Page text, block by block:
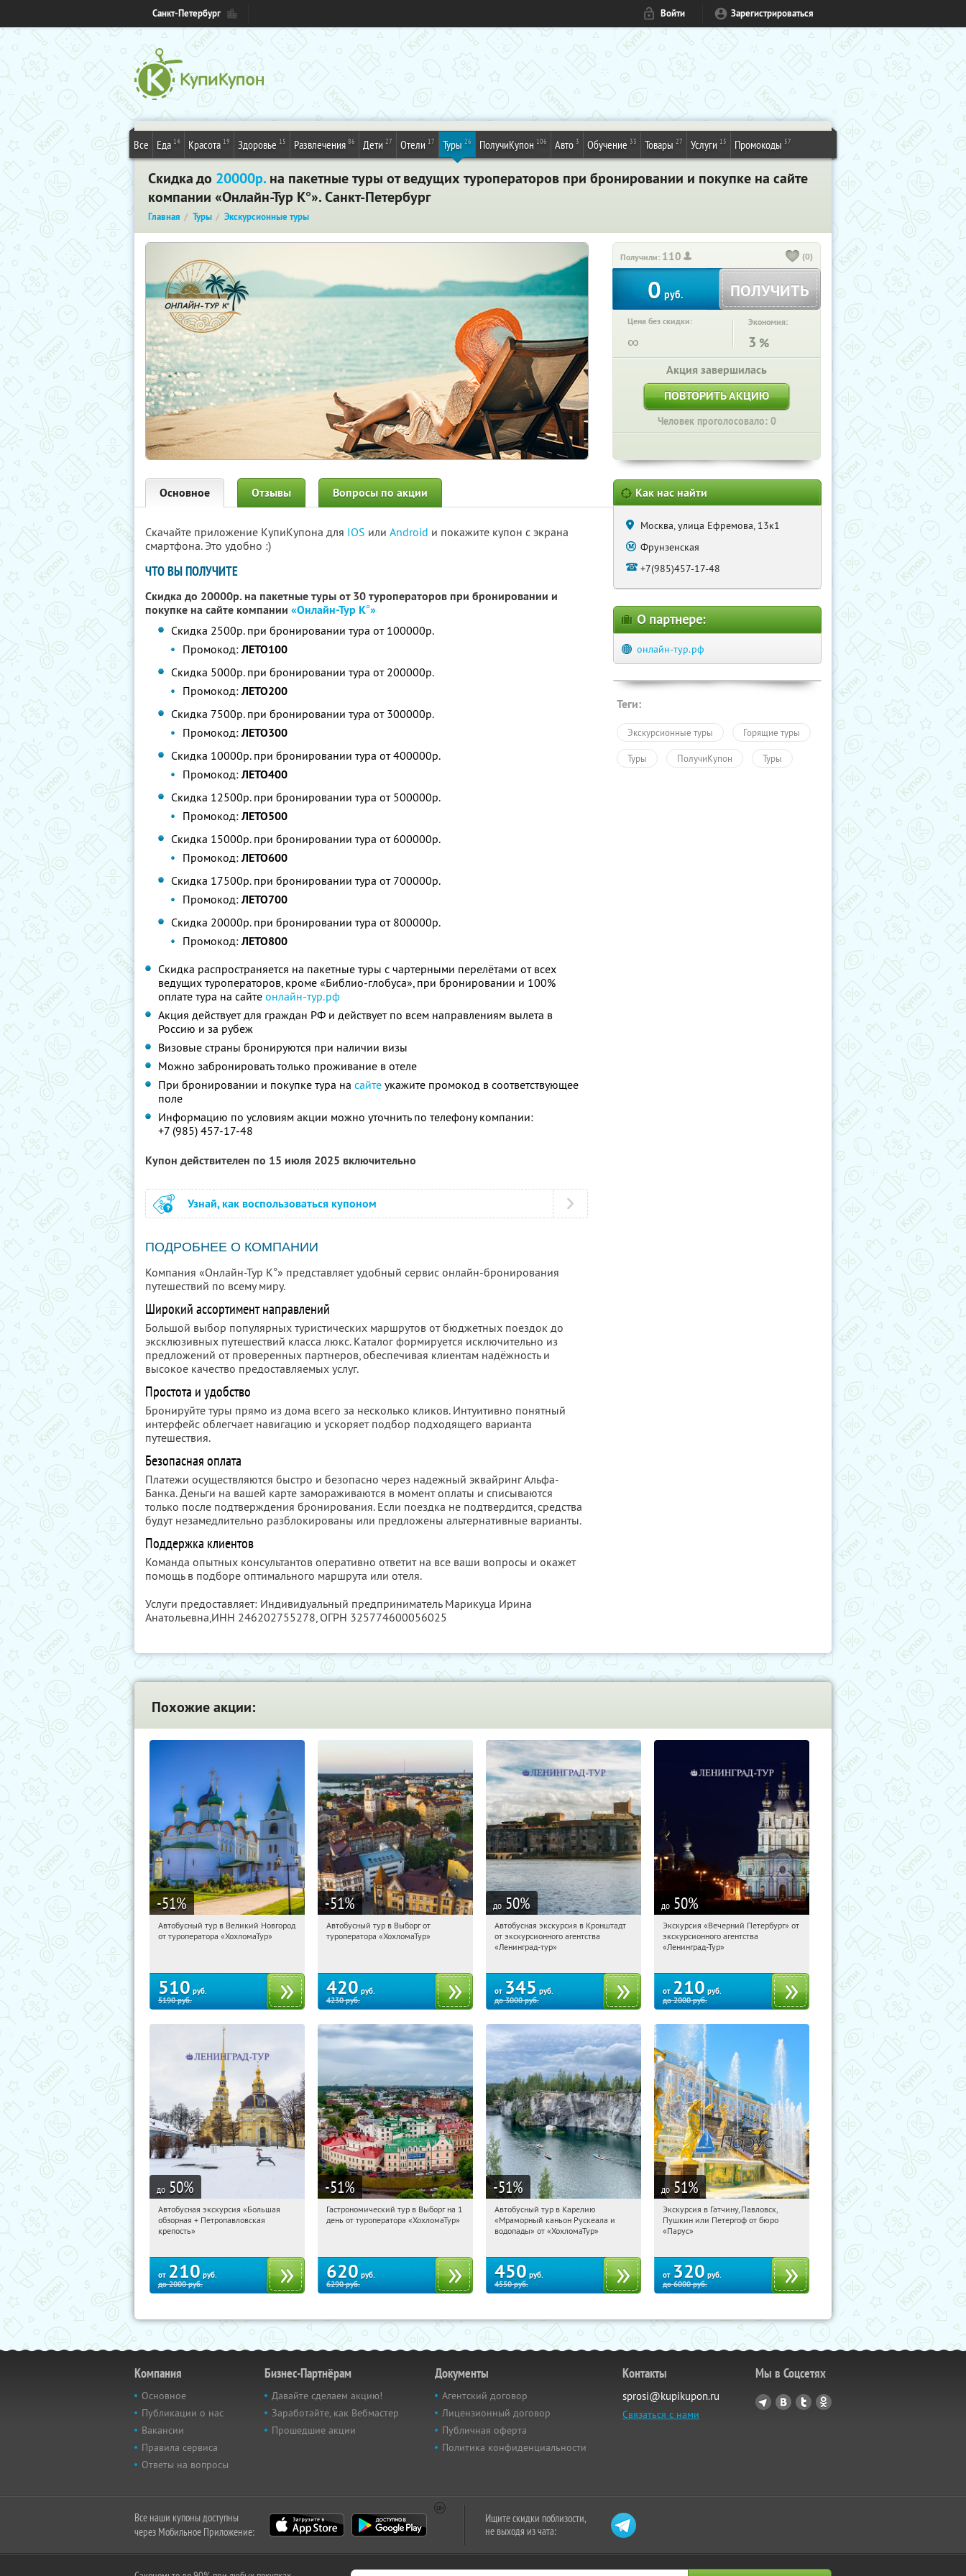
Санкт-Петербург Войти Зарегистрироваться
Все Еда 14 Красота 19 Здоровье 15 Развлечения 86 Дети 27 Отели 17 Туры 26 ПолучиКупон 106 Авто 3 Обучение 33 Товары 27 Услуги 15 Промокоды 57
Скидка до 20000р. на пакетные туры от ведущих туроператоров при бронировании и покупке на сайте
компании «Онлайн-Тур К°». Санкт-Петербург
Главная Туры Экскурсионные туры
Получили: 110 (0)
0 руб. ПОЛУЧИТЬ
Цена без скидки:
∞
Экономия:
3 %
Акция завершилась
ПОВТОРИТЬ АКЦИЮ
Человек проголосовало: 0
Основное Отзывы Вопросы по акции
Скачайте приложение КупиКупона для IOS или Android и покажите купон с экрана
смартфона. Это удобно :)
ЧТО ВЫ ПОЛУЧИТЕ
Скидка до 20000р. на пакетные туры от 30 туроператоров при бронировании и
покупке на сайте компании «Онлайн-Тур К°»
Скидка 2500р. при бронировании тура от 100000р.
Промокод:ЛЕТО100
Скидка 5000р. при бронировании тура от 200000р.
Промокод:ЛЕТО200
Скидка 7500р. при бронировании тура от 300000р.
Промокод:ЛЕТО300
Скидка 10000р. при бронировании тура от 400000р.
Промокод:ЛЕТО400
Скидка 12500р. при бронировании тура от 500000р.
Промокод:ЛЕТО500
Скидка 15000р. при бронировании тура от 600000р.
Промокод:ЛЕТО600
Скидка 17500р. при бронировании тура от 700000р.
Промокод:ЛЕТО700
Скидка 20000р. при бронировании тура от 800000р.
Промокод:ЛЕТО800
Скидка распространяется на пакетные туры с чартерными перелётами от всех
ведущих туроператоров, кроме «Библио-глобуса», при бронировании и 100%
оплате тура на сайте онлайн-тур.рф
Акция действует для граждан РФ и действует по всем направлениям вылета в
Россию и за рубеж
Визовые страны бронируются при наличии визы
Можно забронировать только проживание в отеле
При бронировании и покупке тура на сайте укажите промокод в соответствующее
поле
Информацию по условиям акции можно уточнить по телефону компании:
+7 (985) 457-17-48
Купон действителен по 15 июля 2025 включительно
Узнай, как воспользоваться купоном
ПОДРОБНЕЕ О КОМПАНИИ
Компания «Онлайн-Тур К°» представляет удобный сервис онлайн-бронирования
путешествий по всему миру.
Широкий ассортимент направлений
Большой выбор популярных туристических маршрутов от бюджетных поездок до
эксклюзивных путешествий класса люкс. Каталог формируется исключительно из
предложений от проверенных партнеров, обеспечивая клиентам надёжность и
высокое качество предоставляемых услуг.
Простота и удобство
Бронируйте туры прямо из дома всего за несколько кликов. Интуитивно понятный
интерфейс облегчает навигацию и ускоряет подбор подходящего варианта
путешествия.
Безопасная оплата
Платежи осуществляются быстро и безопасно через надежный эквайринг Альфа-
Банка. Деньги на вашей карте замораживаются в момент оплаты и списываются
только после подтверждения бронирования. Если поездка не подтвердится, средства
будут незамедлительно разблокированы или предложены альтернативные варианты.
Поддержка клиентов
Команда опытных консультантов оперативно ответит на все ваши вопросы и окажет
помощь в подборе оптимального маршрута или отеля.
Услуги предоставляет: Индивидуальный предприниматель Марикуца Ирина
Анатольевна,ИНН 246202755278, ОГРН 325774600056025
Как нас найти
Москва, улица Ефремова, 13к1
Фрунзенская
+7(985)457-17-48
О партнере:
онлайн-тур.рф
Теги:
Экскурсионные туры Горящие туры
Туры ПолучиКупон Туры
Похожие акции:
-51%
00:29:49 Купили:2
Автобусный тур в Великий Новгород
от туроператора «ХохломаТур»
510 руб.
5190руб.
-51%
00:29:49 Купили:
Автобусный тур в Выборг от
туроператора «ХохломаТур»
420 руб.
4230руб.
до 50%
00:29:49 Купили:
Площадь Восстания
Автобусная экскурсия в Кронштадт
от экскурсионного агентства
«Ленинград-тур»
от 345 руб.
до3000руб.
до 50%
00:29:49 Купили: 15
Площадь Восстания
Экскурсия «Вечерний Петербург» от
экскурсионного агентства
«Ленинград-Тур»
от 210 руб.
до2000руб.
до 50%
00:29:49 Купили:
Площадь Восстания
Автобусная экскурсия «Большая
обзорная + Петропавловская
крепость»
от 210 руб.
до2000руб.
-51%
00:29:49 Купили:5
Гастрономический тур в Выборг на 1
день от туроператора «ХохломаТур»
620 руб.
6290руб.
-51%
00:29:49 Купили:
Сенная площадь
Автобусный тур в Карелию
«Мраморный каньон Рускеала и
водопады» от «ХохломаТур»
450 руб.
4550руб.
до 51%
00:29:49 Купили:
Площадь Восстания
Экскурсия в Гатчину, Павловск,
Пушкин или Петергоф от бюро
«Парус»
от 320 руб.
до6000руб.
Компания
Основное
Публикации о нас
Вакансии
Правила сервиса
Ответы на вопросы
Бизнес-Партнёрам
Давайте сделаем акцию!
Заработайте, как Вебмастер
Прошедшие акции
Документы
Агентский договор
Лицензионный договор
Публичная оферта
Политика конфиденциальности
Контакты
sprosi@kupikupon.ru
Связаться с нами
Мы в Соцсетях
Все наши купоны доступны
через Мобильное Приложение:
Ищите скидки поблизости,
не выходя из чата: